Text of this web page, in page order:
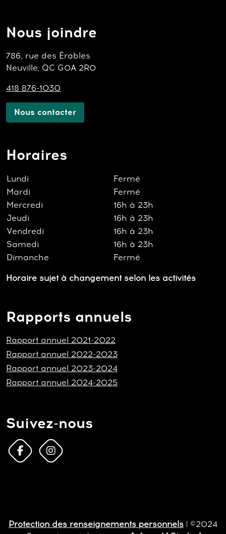
Nous joindre
786, rue des Érables
Neuville, QC G0A 2R0
418 876-1030
Nous contacter
Horaires
Lundi
Fermé
Mardi
Fermé
Mercredi
16h à 23h
Jeudi
16h à 23h
Vendredi
16h à 23h
Samedi
16h à 23h
Dimanche
Fermé
Horaire sujet à changement selon les activités
Rapports annuels
Rapport annuel 2021-2022
Rapport annuel 2022-2023
Rapport annuel 2023-2024
Rapport annuel 2024-2025
Suivez-nous
Protection des renseignements personnels | ©2024